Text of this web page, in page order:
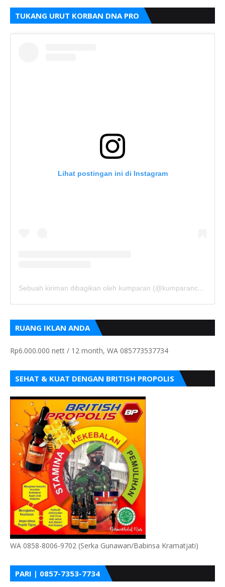
TUKANG URUT KORBAN DNA PRO
Lihat postingan ini di Instagram
Sebuah kiriman dibagikan oleh kumparan (@kumparancom)
RUANG IKLAN ANDA
Rp6.000.000 nett / 12 month, WA 085773537734
SEHAT & KUAT DENGAN BRITISH PROPOLIS
WA 0858-8006-9702 (Serka Gunawan/Babinsa Kramatjati)
PARI | 0857-7353-7734